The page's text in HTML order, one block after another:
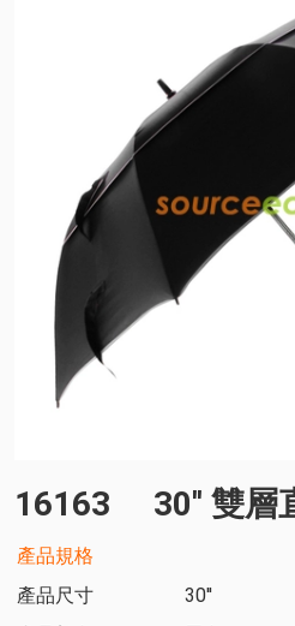
16163 30'' 雙層
產品規格
產品尺寸
30''